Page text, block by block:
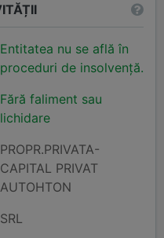
Entitatea nu se află în
proceduri de insolvență.
Fără faliment sau
lichidare
PROPR.PRIVATA-
CAPITAL PRIVAT
AUTOHTON
SRL